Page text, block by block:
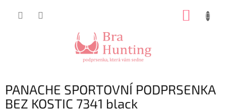
PANACHE SPORTOVNÍ PODPRSENKA
BEZ KOSTIC 7341 black